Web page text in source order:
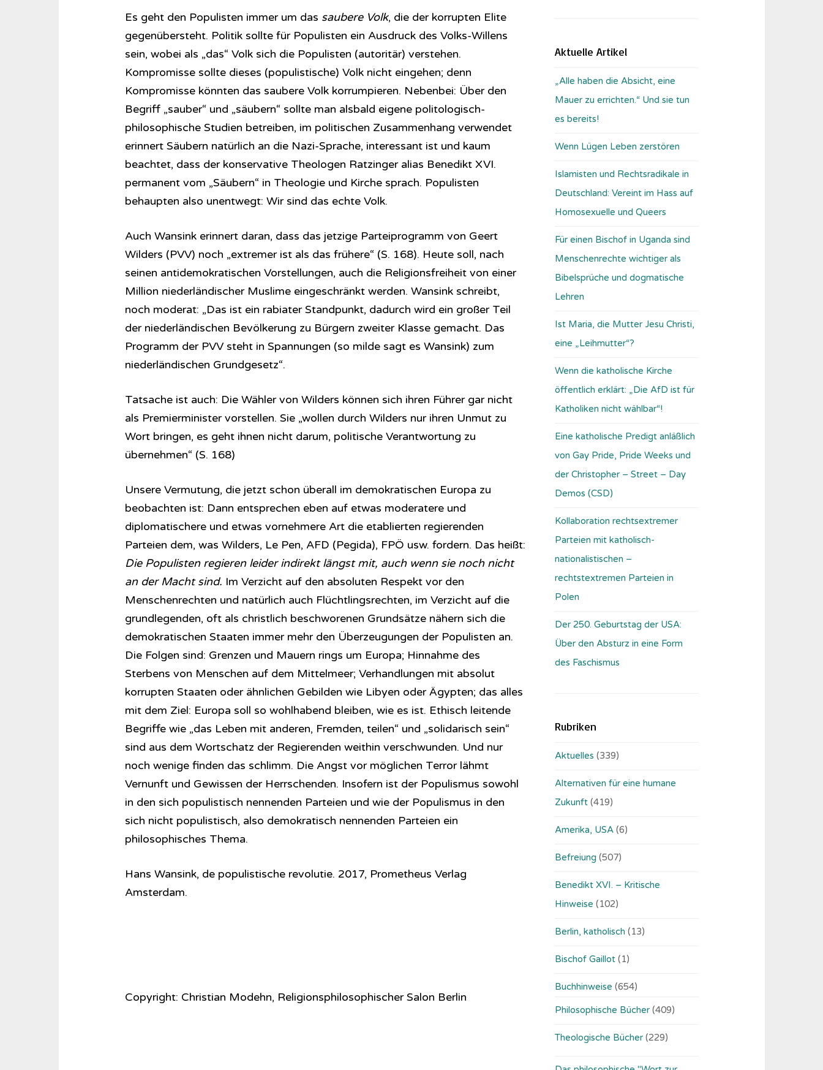
Es geht den Populisten immer um das saubere Volk, die der korrupten Elite
gegenübersteht. Politik sollte für Populisten ein Ausdruck des Volks-Willens
sein, wobei als „das“ Volk sich die Populisten (autoritär) verstehen.
Kompromisse sollte dieses (populistische) Volk nicht eingehen; denn
Kompromisse könnten das saubere Volk korrumpieren. Nebenbei: Über den
Begriff „sauber“ und „säubern“ sollte man alsbald eigene politologisch-
philosophische Studien betreiben, im politischen Zusammenhang verwendet
erinnert Säubern natürlich an die Nazi-Sprache, interessant ist und kaum
beachtet, dass der konservative Theologen Ratzinger alias Benedikt XVI.
permanent vom „Säubern“ in Theologie und Kirche sprach. Populisten
behaupten also unentwegt: Wir sind das echte Volk.
Auch Wansink erinnert daran, dass das jetzige Parteiprogramm von Geert
Wilders (PVV) noch „extremer ist als das frühere“ (S. 168). Heute soll, nach
seinen antidemokratischen Vorstellungen, auch die Religionsfreiheit von einer
Million niederländischer Muslime eingeschränkt werden. Wansink schreibt,
noch moderat: „Das ist ein rabiater Standpunkt, dadurch wird ein großer Teil
der niederländischen Bevölkerung zu Bürgern zweiter Klasse gemacht. Das
Programm der PVV steht in Spannungen (so milde sagt es Wansink) zum
niederländischen Grundgesetz“.
Tatsache ist auch: Die Wähler von Wilders können sich ihren Führer gar nicht
als Premierminister vorstellen. Sie „wollen durch Wilders nur ihren Unmut zu
Wort bringen, es geht ihnen nicht darum, politische Verantwortung zu
übernehmen“ (S. 168)
Unsere Vermutung, die jetzt schon überall im demokratischen Europa zu
beobachten ist: Dann entsprechen eben auf etwas moderatere und
diplomatischere und etwas vornehmere Art die etablierten regierenden
Parteien dem, was Wilders, Le Pen, AFD (Pegida), FPÖ usw. fordern. Das heißt:
Die Populisten regieren leider indirekt längst mit, auch wenn sie noch nicht
an der Macht sind. Im Verzicht auf den absoluten Respekt vor den
Menschenrechten und natürlich auch Flüchtlingsrechten, im Verzicht auf die
grundlegenden, oft als christlich beschworenen Grundsätze nähern sich die
demokratischen Staaten immer mehr den Überzeugungen der Populisten an.
Die Folgen sind: Grenzen und Mauern rings um Europa; Hinnahme des
Sterbens von Menschen auf dem Mittelmeer; Verhandlungen mit absolut
korrupten Staaten oder ähnlichen Gebilden wie Libyen oder Ägypten; das alles
mit dem Ziel: Europa soll so wohlhabend bleiben, wie es ist. Ethisch leitende
Begriffe wie „das Leben mit anderen, Fremden, teilen“ und „solidarisch sein“
sind aus dem Wortschatz der Regierenden weithin verschwunden. Und nur
noch wenige finden das schlimm. Die Angst vor möglichen Terror lähmt
Vernunft und Gewissen der Herrschenden. Insofern ist der Populismus sowohl
in den sich populistisch nennenden Parteien und wie der Populismus in den
sich nicht populistisch, also demokratisch nennenden Parteien ein
philosophisches Thema.
Hans Wansink, de populistische revolutie. 2017, Prometheus Verlag
Amsterdam.
Copyright: Christian Modehn, Religionsphilosophischer Salon Berlin
Aktuelle Artikel
„Alle haben die Absicht, eine
Mauer zu errichten.“ Und sie tun
es bereits!
Wenn Lügen Leben zerstören
Islamisten und Rechtsradikale in
Deutschland: Vereint im Hass auf
Homosexuelle und Queers
Für einen Bischof in Uganda sind
Menschenrechte wichtiger als
Bibelsprüche und dogmatische
Lehren
Ist Maria, die Mutter Jesu Christi,
eine „Leihmutter“?
Wenn die katholische Kirche
öffentlich erklärt: „Die AfD ist für
Katholiken nicht wählbar“!
Eine katholische Predigt anläßlich
von Gay Pride, Pride Weeks und
der Christopher – Street – Day
Demos (CSD)
Kollaboration rechtsextremer
Parteien mit katholisch-
nationalistischen –
rechtstextremen Parteien in
Polen
Der 250. Geburtstag der USA:
Über den Absturz in eine Form
des Faschismus
Rubriken
Aktuelles (339)
Alternativen für eine humane
Zukunft (419)
Amerika, USA (6)
Befreiung (507)
Benedikt XVI. – Kritische
Hinweise (102)
Berlin, katholisch (13)
Bischof Gaillot (1)
Buchhinweise (654)
Philosophische Bücher (409)
Theologische Bücher (229)